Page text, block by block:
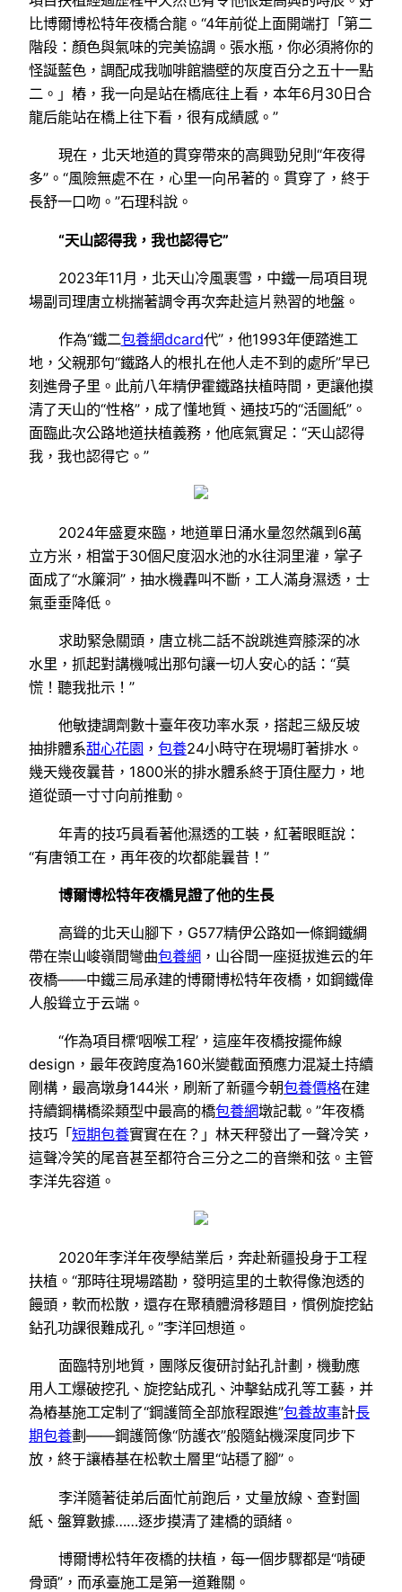
比博爾博松特年夜橋合龍。“4年前從上面開端打「第二
階段：顏色與氣味的完美協調。張水瓶，你必須將你的
怪誕藍色，調配成我咖啡館牆壁的灰度百分之五十一點
二。」樁，我一向是站在橋底往上看，本年6月30日合
龍后能站在橋上往下看，很有成績感。”
現在，北天地道的貫穿帶來的高興勁兒則“年夜得
多”。“風險無處不在，心里一向吊著的。貫穿了，終于
長舒一口吻。”石理科說。
“天山認得我，我也認得它”
2023年11月，北天山冷風裹雪，中鐵一局項目現
場副司理唐立桃揣著調令再次奔赴這片熟習的地盤。
作為“鐵二包養網dcard代”，他1993年便踏進工
地，父親那句“鐵路人的根扎在他人走不到的處所”早已
刻進骨子里。此前八年精伊霍鐵路扶植時間，更讓他摸
清了天山的“性格”，成了懂地質、通技巧的“活圖紙”。
面臨此次公路地道扶植義務，他底氣實足：“天山認得
我，我也認得它。”
2024年盛夏來臨，地道單日涌水量忽然飆到6萬
立方米，相當于30個尺度泅水池的水往洞里灌，掌子
面成了“水簾洞”，抽水機轟叫不斷，工人滿身濕透，士
氣垂垂降低。
求助緊急關頭，唐立桃二話不說跳進齊膝深的冰
水里，抓起對講機喊出那句讓一切人安心的話：“莫
慌！聽我批示！”
他敏捷調劑數十臺年夜功率水泵，搭起三級反坡
抽排體系甜心花園 ， 包養24小時守在現場盯著排水。
幾天幾夜曩昔，1800米的排水體系終于頂住壓力，地
道從頭一寸寸向前推動。
年青的技巧員看著他濕透的工裝，紅著眼眶說：
“有唐領工在，再年夜的坎都能曩昔！”
博爾博松特年夜橋見證了他的生長
高聳的北天山腳下，G577精伊公路如一條鋼鐵綢
帶在崇山峻嶺間彎曲包養網 ，山谷間一座挺拔進云的年
夜橋——中鐵三局承建的博爾博松特年夜橋，如鋼鐵偉
人般聳立于云端。
“作為項目標‘咽喉工程’，這座年夜橋按擺佈線
design，最年夜跨度為160米變截面預應力混凝土持續
剛構，最高墩身144米，刷新了新疆今朝包養價格在建
持續鋼構橋梁類型中最高的橋包養網墩記載。”年夜橋
技巧「短期包養實實在在？」林天秤發出了一聲冷笑，
這聲冷笑的尾音甚至都符合三分之二的音樂和弦。主管
李洋先容道。
2020年李洋年夜學結業后，奔赴新疆投身于工程
扶植。“那時往現場踏勘，發明這里的土軟得像泡透的
饅頭，軟而松散，還存在聚積體滑移題目，慣例旋挖鉆
鉆孔功課很難成孔。”李洋回想道。
面臨特別地質，團隊反復研討鉆孔計劃，機動應
用人工爆破挖孔、旋挖鉆成孔、沖擊鉆成孔等工藝，并
為樁基施工定制了“鋼護筒全部旅程跟進”包養故事計長
期包養劃——鋼護筒像“防護衣”般隨鉆機深度同步下
放，終于讓樁基在松軟土層里“站穩了腳”。
李洋隨著徒弟后面忙前跑后，丈量放線、查對圖
紙、盤算數據……逐步摸清了建橋的頭緒。
博爾博松特年夜橋的扶植，每一個步驟都是“啃硬
骨頭”，而承臺施工是第一道難關。